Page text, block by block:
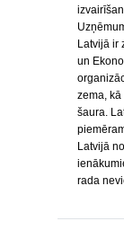
Latvijā ir
un
zema,
šaura.
Latvijā
rada